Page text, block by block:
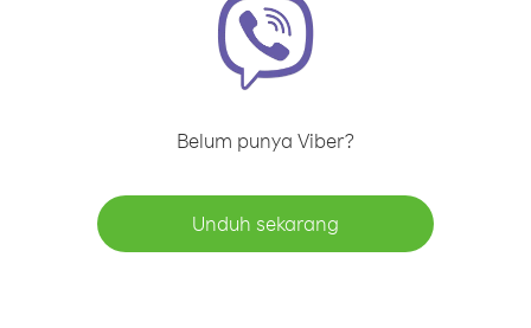
Belum punya Viber?
Unduh sekarang